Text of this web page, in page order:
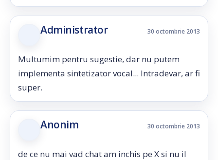
Administrator 30 octombrie 2013
Multumim pentru sugestie, dar nu putem
implementa sintetizator vocal... Intradevar, ar fi
super.
Anonim 30 octombrie 2013
de ce nu mai vad chat am inchis pe X si nu il